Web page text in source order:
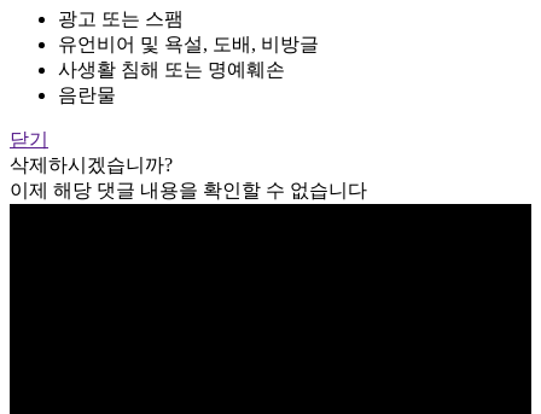
광고 또는 스팸
유언비어 및 욕설, 도배, 비방글
사생활 침해 또는 명예훼손
음란물
닫기
삭제하시겠습니까?
이제 해당 댓글 내용을 확인할 수 없습니다